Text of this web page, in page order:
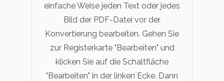
einfache Weise jeden Text oder jedes
Bild der PDF-Datei vor der
Konvertierung bearbeiten. Gehen Sie
zur Registerkarte "Bearbeiten" und
klicken Sie auf die Schaltfläche
"Bearbeiten" in der linken Ecke. Dann